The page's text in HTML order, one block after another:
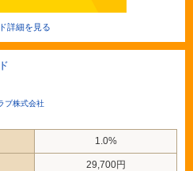
詳細を見る
ブ株式会社
1.0%
29,700円